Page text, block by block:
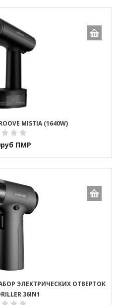
MISTIA (1640W)
руб ПМР
ЭЛЕКТРИЧЕСКИХ ОТВЕРТОК
36IN1